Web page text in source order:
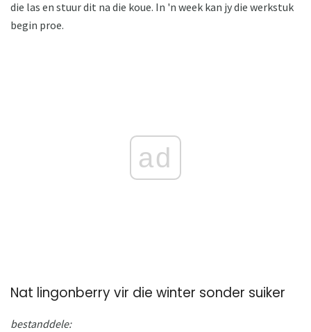
die las en stuur dit na die koue. In 'n week kan jy die werkstuk
begin proe.
ad
Nat lingonberry vir die winter sonder suiker
bestanddele: